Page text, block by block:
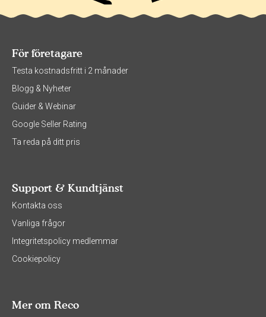
För företagare
Testa kostnadsfritt i 2 månader
Blogg & Nyheter
Guider & Webinar
Google Seller Rating
Ta reda på ditt pris
Support & Kundtjänst
Kontakta oss
Vanliga frågor
Integritetspolicy medlemmar
Cookiepolicy
Mer om Reco